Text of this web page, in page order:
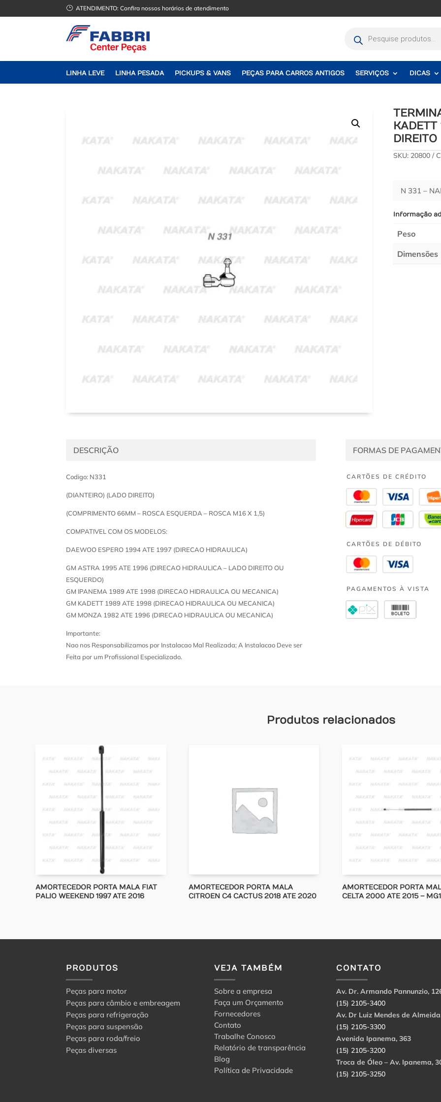
} ATENDIMENTO:Confira nossos horários de atendimento
produtos
LINHA LEVE LINHA PESADA PICKUPS & VANS PEÇAS PARA CARROS ANTIGOS SERVIÇOS DICAS
DIREITO
SKU: 20800
N 331 –
Informação
Peso
Dimensões
DESCRIÇÃO
Codigo: N331
(DIANTEIRO) (LADO DIREITO)
(COMPRIMENTO 66MM – ROSCA ESQUERDA – ROSCA M16 X 1,5)
COMPATIVEL COM OS MODELOS:
DAEWOO ESPERO 1994 ATE 1997 (DIRECAO HIDRAULICA)
GM ASTRA 1995 ATE 1996 (DIRECAO HIDRAULICA – LADO DIREITO OU
ESQUERDO)
GM IPANEMA 1989 ATE 1998 (DIRECAO HIDRAULICA OU MECANICA)
GM KADETT 1989 ATE 1998 (DIRECAO HIDRAULICA OU MECANICA)
GM MONZA 1982 ATE 1996 (DIRECAO HIDRAULICA OU MECANICA)
Importante:
Nao nos Responsabilizamos por Instalacao Mal Realizada; A Instalacao Deve ser
Feita por um Profissional Especializado.
FORMAS DE
CARTÕES DE CRÉDITO
CARTÕES DE DÉBITO
PAGAMENTOS À VISTA
Produtos relacionados
AMORTECEDOR PORTA MALA FIAT
PALIO WEEKEND 1997 ATE 2016
AMORTECEDOR PORTA MALA
CITROEN C4 CACTUS 2018 ATE 2020
AMORTECEDOR PORTA
CELTA 2000 ATE 2015 –
PRODUTOS
Peças para motor
Peças para câmbio e embreagem
Peças para refrigeração
Peças para suspensão
Peças para roda/freio
Peças diversas
VEJA TAMBÉM
Sobre a empresa
Faça um Orçamento
Fornecedores
Contato
Trabalhe Conosco
Relatório de transparência
Blog
Política de Privacidade
CONTATO
Av. Dr. Armando Pannunzio,
(15) 2105-3400
Av. Dr Luiz Mendes de
(15) 2105-3300
Avenida Ipanema, 363
(15) 2105-3200
Troca de Óleo – Av. Ipanema,
(15) 2105-3250